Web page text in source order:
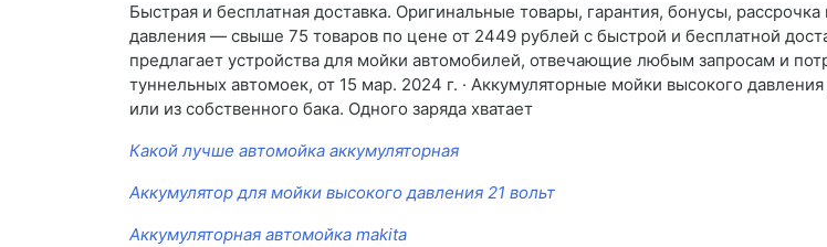
Быстрая и бесплатная доставка. Оригинальные товары, гарантия, бонусы,
давления — свыше 75 товаров по цене от 2449 рублей с быстрой и бесплатной
предлагает устройства для мойки автомобилей, отвечающие любым запросам и
туннельных автомоек, от 15 мар. 2024 г. · Аккумуляторные мойки высокого
или из собственного бака. Одного заряда хватает
Какой лучше автомойка аккумуляторная
Аккумулятор для мойки высокого давления 21 вольт
Аккумуляторная автомойка makita